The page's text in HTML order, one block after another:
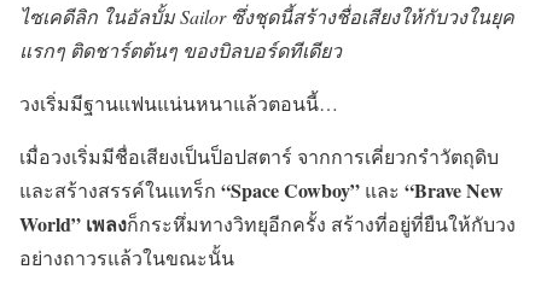
ไซเคดีลิก ในอัลบั้ม Sailor ซึ่งชุดนี้สร้างชื่อเสียงให้กับวงในยุค
แรกๆ ติดชาร์ตต้นๆ ของบิลบอร์ดทีเดียว
วงเริ่มมีฐานแฟนแน่นหนาแล้วตอนนี้…
เมื่อวงเริ่มมีชื่อเสียงเป็นป็อปสตาร์ จากการเคี่ยวกรำวัตถุดิบ
และสร้างสรรค์ในแทร็ก “Space Cowboy” และ “Brave New
World” เพลงก็กระหึ่มทางวิทยุอีกครั้ง สร้างที่อยู่ที่ยืนให้กับวง
อย่างถาวรแล้วในขณะนั้น